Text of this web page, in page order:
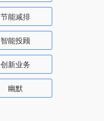
节能减排
智能投顾
创新业务
幽默